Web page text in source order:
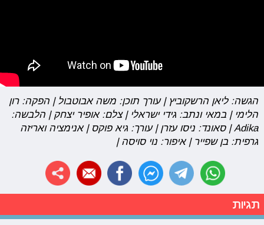
הגשה: ליאן הרשקוביץ | עורך תוכן: משה אבוטבול | הפקה: רון
הלימי | במאי ונתב: גידי ישראלי | צלם: אופיר יצחק | הלבשה:
Adika | סאונד: ניסו עזרן | עורך: גיא פוקס | אנימציה ואריזה
גרפית: בן שפייר | איפור: נוי סויסה |
תגיות